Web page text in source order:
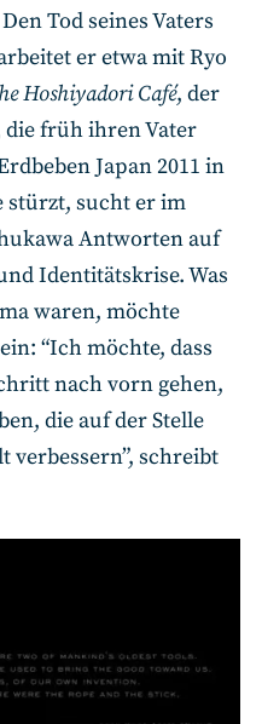
Tod seines Vaters
er etwa mit Ryo
Hoshiyadori Café, der
die früh ihren Vater
Japan 2011 in
stürzt, sucht er im
Antworten auf
Identitätskrise. Was
waren, möchte
“Ich möchte, dass
nach vorn gehen,
die auf der Stelle
verbessern”, schreibt